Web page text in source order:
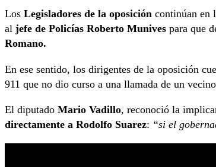
Los Legisladores de la oposición continúan en
al jefe de Policías Roberto Munives para que
Romano.
En ese sentido, los dirigentes de la oposición
911 que no dio curso a una llamada de un
El diputado Mario Vadillo, reconoció la
directamente a Rodolfo Suarez: “si el